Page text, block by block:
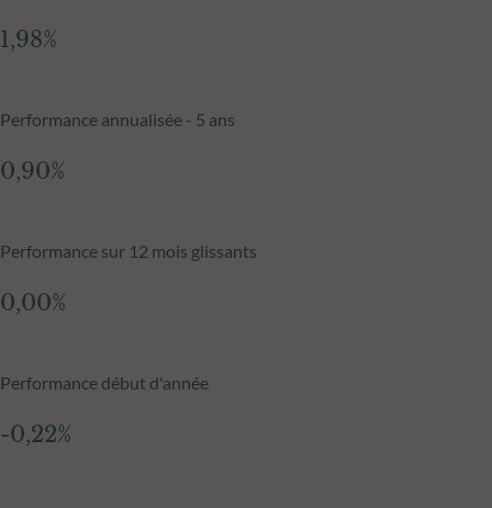
1,98%
Performance annualisée - 5 ans
0,90%
Performance sur 12 mois glissants
0,00%
Performance début d'année
-0,22%